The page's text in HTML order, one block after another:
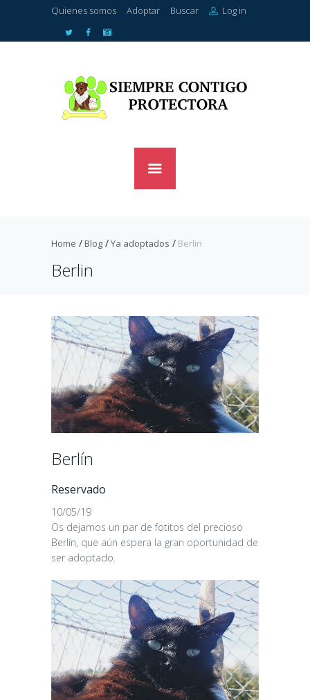
Quienes somos Adoptar Buscar Log in
Home Blog Ya adoptados Berlin
Berlin
Berlín
Reservado
10/05/19
Os dejamos un par de fotitos del precioso
Berlín, que aún espera la gran oportunidad de
ser adoptado.